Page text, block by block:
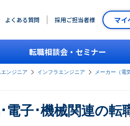
よくある質問 採用ご担当者様 マイ
転職相談会・セミナー
ンジニア インフラエンジニア メーカー（電
子･機械関連の転